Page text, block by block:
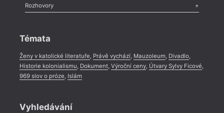
Literární zítřky
Celá rubrika
Rozhovory
Témata
Ženy v katolické literatuře, Právě vychází, Mauzoleum, Divadlo,
Historie kolonialismu, Dokument, Výroční ceny, Útvary Sylvy Ficové,
969 slov o próze, Islám
Vyhledávání